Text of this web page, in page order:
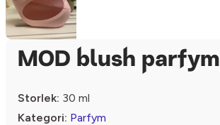
MOD blush parfym
Storlek: 30 ml
Kategori: Parfym